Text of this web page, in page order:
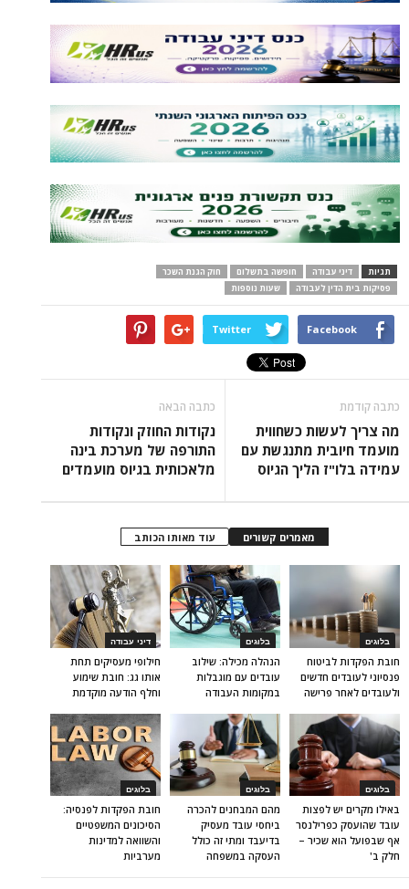
תגיות דיני עבודה חופשה בתשלום
חוק הגנת השכר
פסיקות בית הדין לעבודה
שעות נוספות
Facebook
Twitter
כתבה קודמת
מה צריך לעשות כשחווית
מועמד חיובית מתנגשת עם
עמידה בלו"ז הליך הגיוס
כתבה הבאה
נקודות החוזק ונקודות
התורפה של מערכת בינה
מלאכותית בגיוס מועמדים
מאמרים קשורים עוד מאותו הכותב
דיני עבודה
חילופי מעסיקים תחת
אותו גג: חובת שימוע
וחלף הודעה מוקדמת
בלוגים
הנהלה מכילה: שילוב
עובדים עם מוגבלות
במקומות העבודה
בלוגים
חובת הפקדות לביטוח
פנסיוני לעובדים חדשים
ולעובדים לאחר פרישה
בלוגים
חובת הפקדות לפנסיה:
הסיכונים המשפטיים
והשוואה למדינות
מערביות
בלוגים
מהם המבחנים להכרה
ביחסי עובד מעסיק
בדיעבד ומתי זה כולל
העסקה במשפחה
בלוגים
באילו מקרים יש לפצות
עובד שהועסק כפרילנסר
אף שבפועל הוא שכיר –
חלק ב'